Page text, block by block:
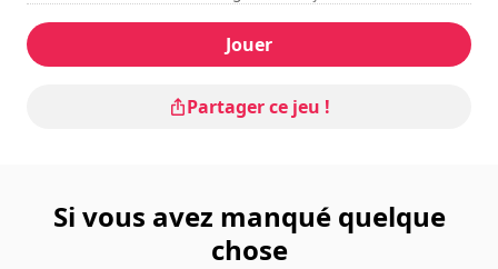
owners. All Rights Reserved.
Arabe, Chinois, Japonais
Durée de session
: 10 - 30 minutes
: moyenne
: Local, Coopération, 2 Joueurs
Jouer
Partager ce jeu !
Si vous avez manqué quelque
chose